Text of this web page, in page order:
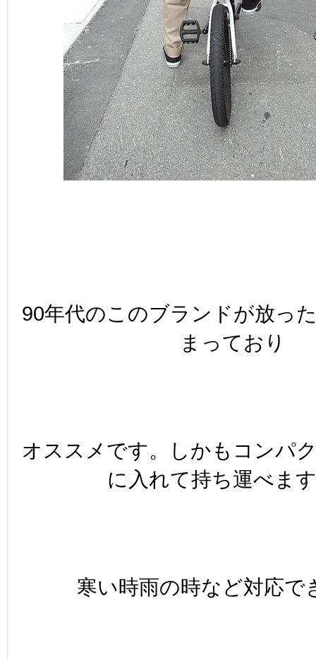
90年代のこのブランドが放っ
まっており
オススメです。しかもコンパ
に入れて持ち運べま
寒い時雨の時など対応で